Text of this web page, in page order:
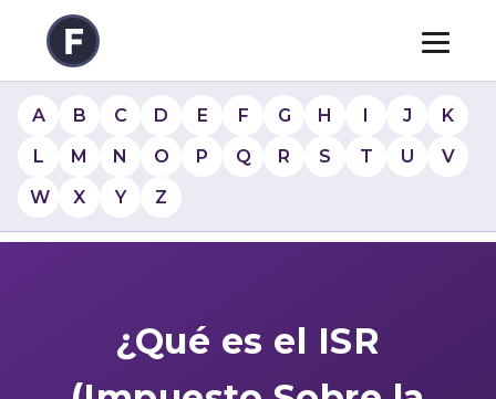
A B C D E F G H I J
K
L
M N O P Q R S T U
V
W
X Y Z
¿Qué es el ISR